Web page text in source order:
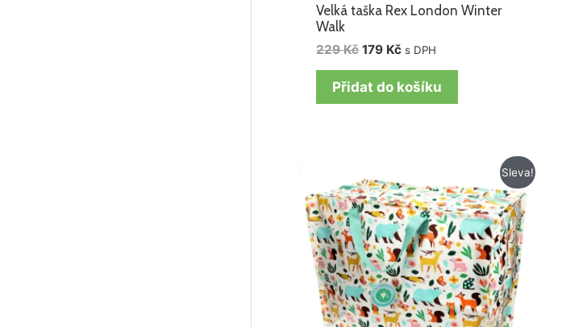
Velká taška Rex London Winter
Walk
229Kč 179 Kč s DPH
Přidat do košíku
Sleva!
cena
byla:
229 Kč.
cena
je:
179 Kč.